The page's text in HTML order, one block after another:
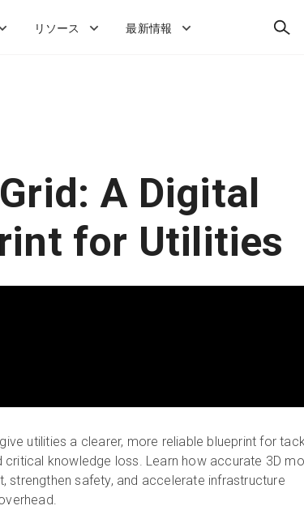
リソース 最新情報
検
A Digital
for Utilities
utilities a clearer, more reliable blueprint for
critical knowledge loss. Learn how accurate 3D
strengthen safety, and accelerate infrastructure